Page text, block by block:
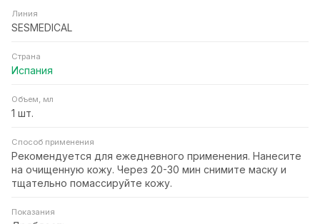
Линия
SESMEDICAL
Страна
Испания
Объем, мл
1 шт.
Способ применения
Рекомендуется для ежедневного применения. Нанесите
на очищенную кожу. Через 20-30 мин снимите маску и
тщательно помассируйте кожу.
Показания